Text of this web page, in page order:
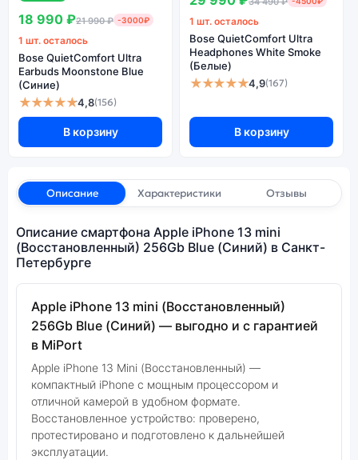
18 990 ₽21 990 ₽ -3000₽
1 шт. осталось
Bose QuietComfort Ultra
Earbuds Moonstone Blue
(Синие)
★★★★★4,8(156)
В корзину
1 шт. осталось
Bose QuietComfort Ultra
Headphones White Smoke
(Белые)
★★★★★4,9(167)
В корзину
Описание Характеристики Отзывы
Описание смартфона Apple iPhone 13 mini
(Восстановленный) 256Gb Blue (Синий) в Санкт-
Петербурге
Apple iPhone 13 mini (Восстановленный)
256Gb Blue (Синий) — выгодно и с гарантией
в MiPort
Apple iPhone 13 Mini (Восстановленный) —
компактный iPhone с мощным процессором и
отличной камерой в удобном формате.
Восстановленное устройство: проверено,
протестировано и подготовлено к дальнейшей
эксплуатации.